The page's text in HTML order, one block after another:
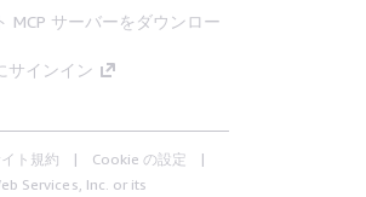
MCP サーバーをダウンロー
サインイン
ト規約
Cookie の設定
Services, Inc. or its